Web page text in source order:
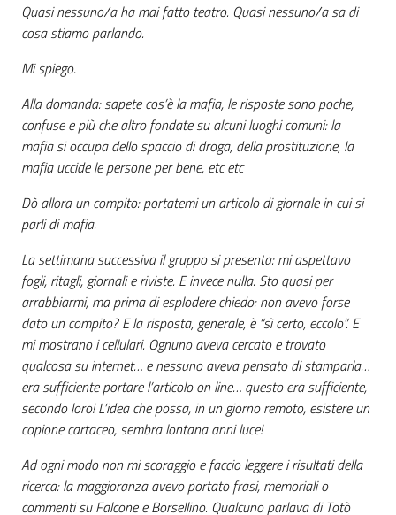
Quasi nessuno/a ha mai fatto teatro. Quasi nessuno/a sa di
cosa stiamo parlando.
Mi spiego.
Alla domanda: sapete cos’è la mafia, le risposte sono poche,
confuse e più che altro fondate su alcuni luoghi comuni: la
mafia si occupa dello spaccio di droga, della prostituzione, la
mafia uccide le persone per bene, etc etc
Dò allora un compito: portatemi un articolo di giornale in cui si
parli di mafia.
La settimana successiva il gruppo si presenta: mi aspettavo
fogli, ritagli, giornali e riviste. E invece nulla. Sto quasi per
arrabbiarmi, ma prima di esplodere chiedo: non avevo forse
dato un compito? E la risposta, generale, è “sì certo, eccolo”. E
mi mostrano i cellulari. Ognuno aveva cercato e trovato
qualcosa su internet… e nessuno aveva pensato di stamparla…
era sufficiente portare l’articolo on line… questo era sufficiente,
secondo loro! L’idea che possa, in un giorno remoto, esistere un
copione cartaceo, sembra lontana anni luce!
Ad ogni modo non mi scoraggio e faccio leggere i risultati della
ricerca: la maggioranza avevo portato frasi, memoriali o
commenti su Falcone e Borsellino. Qualcuno parlava di Totò